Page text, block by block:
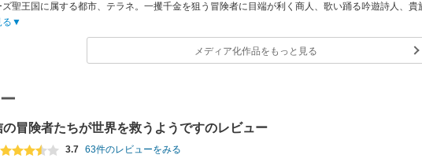
ズ聖王国に属する都市、テラネ。一攫千金を狙う冒険者に目端が利く商人、歌い踊る吟遊詩人、
るつぼ、都市そのものがまるで迷宮であるかのようなその街を人は”迷宮都市”と呼んでいた。冒険
者たち、相席のパッとしない連中……。うんざりする一切合切を、叩きつけるようにぬるい酒で
出来るか！」」」」思わず、苛立ちや不満は口をついて出た。自分だけの思いのはずが、その声
】
情報】
伸太（MFブックス/KADOKAWA刊） / キャラクター原案:黒井ススム / 原作企画:フロンティアワーク
ざきいつき
る
メディア化作品をもっと見る
の冒険者たちが世界を救うようですのレビュー
3.7 63件のレビューをみる